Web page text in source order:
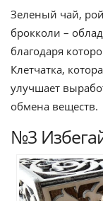
Зеленый чай,
брокколи –
благодаря
Клетчатка,
улучшает
обмена веществ.
№3